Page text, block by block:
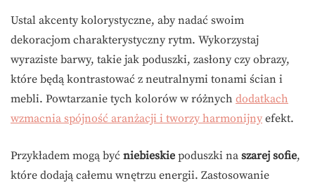
Ustal akcenty kolorystyczne, aby nadać swoim
dekoracjom charakterystyczny rytm. Wykorzystaj
wyraziste barwy, takie jak poduszki, zasłony czy obrazy,
które będą kontrastować z neutralnymi tonami ścian i
mebli. Powtarzanie tych kolorów w różnych dodatkach
wzmacnia spójność aranżacji i tworzy harmonijny efekt.
Przykładem mogą być niebieskie poduszki na szarej sofie,
które dodają całemu wnętrzu energii. Zastosowanie